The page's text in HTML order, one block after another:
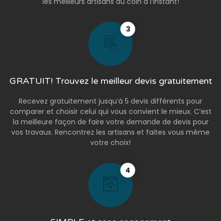
3
GRATUIT! Trouvez le meilleur devis gratuitement
Recevez gratuitement jusqu’à 5 devis différents pour
comparer et choisir celui qui vous convient le mieux. C’est
la meilleure façon de faire votre demande de devis pour
vos travaux. Rencontrez les artisans et faites vous même
votre choix!
4